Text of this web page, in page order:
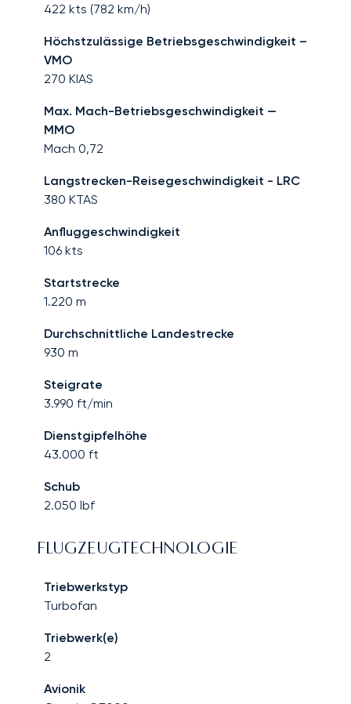
422 kts (782 km/h)
Höchstzulässige Betriebsgeschwindigkeit –
VMO
270 KIAS
Max. Mach-Betriebsgeschwindigkeit —
MMO
Mach 0,72
Langstrecken-Reisegeschwindigkeit - LRC
380 KTAS
Anfluggeschwindigkeit
106 kts
Startstrecke
1.220 m
Durchschnittliche Landestrecke
930 m
Steigrate
3.990 ft/min
Dienstgipfelhöhe
43.000 ft
Schub
2.050 lbf
FLUGZEUGTECHNOLOGIE
Triebwerkstyp
Turbofan
Triebwerk(e)
2
Avionik